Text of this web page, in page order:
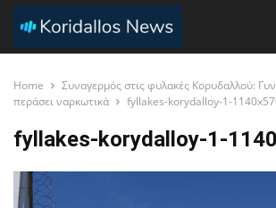
Home
Συναγερμός στις φυλακές Κορυδαλλού:
περάσει ναρκωτικά
fyllakes-korydalloy-1-
fyllakes-korydalloy-1-